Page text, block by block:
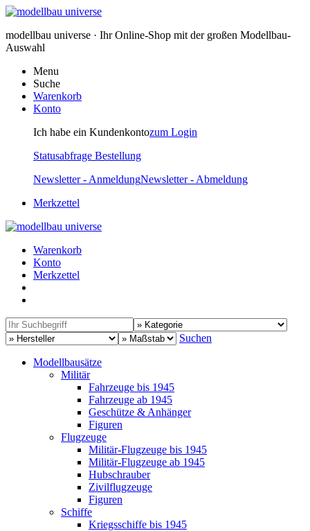
modellbau universe · Ihr Online-Shop mit der großen Modellbau-
Auswahl
Menu
Suche
Warenkorb
Konto
Ich habe ein Kundenkontozum Login
Statusabfrage Bestellung
Newsletter - AnmeldungNewsletter - Abmeldung
Merkzettel
Warenkorb
Konto
Merkzettel
Suchen
Modellbausätze
Militär
Fahrzeuge bis 1945
Fahrzeuge ab 1945
Geschütze & Anhänger
Figuren
Flugzeuge
Militär-Flugzeuge bis 1945
Militär-Flugzeuge ab 1945
Hubschrauber
Zivilflugzeuge
Figuren
Schiffe
Kriegsschiffe bis 1945